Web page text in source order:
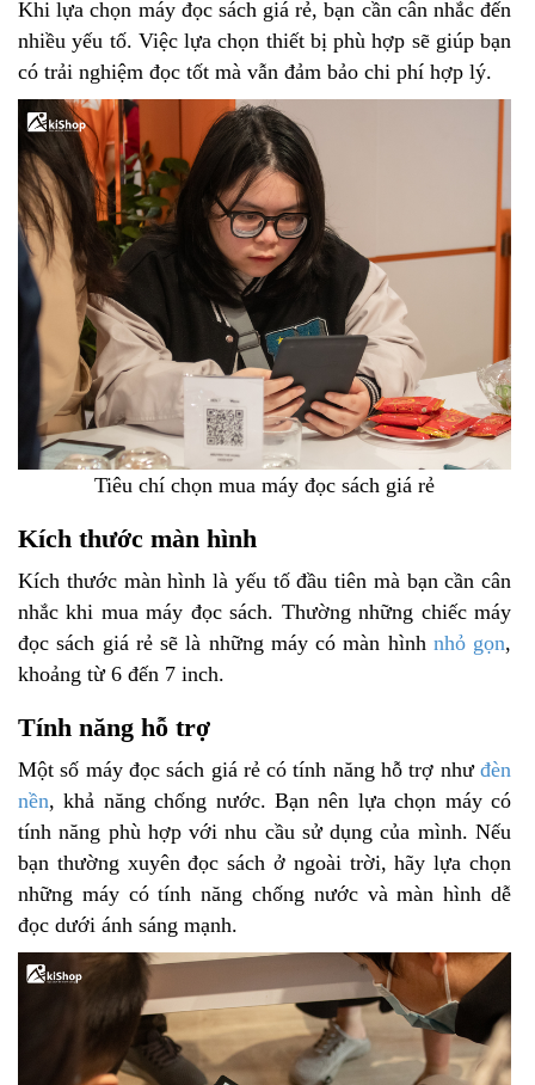
Khi lựa chọn máy đọc sách giá rẻ, bạn cần cân nhắc đến
nhiều yếu tố. Việc lựa chọn thiết bị phù hợp sẽ giúp bạn
có trải nghiệm đọc tốt mà vẫn đảm bảo chi phí hợp lý.
Tiêu chí chọn mua máy đọc sách giá rẻ
Kích thước màn hình
Kích thước màn hình là yếu tố đầu tiên mà bạn cần cân
nhắc khi mua máy đọc sách. Thường những chiếc máy
đọc sách giá rẻ sẽ là những máy có màn hình nhỏ gọn,
khoảng từ 6 đến 7 inch.
Tính năng hỗ trợ
Một số máy đọc sách giá rẻ có tính năng hỗ trợ như đèn
nền, khả năng chống nước. Bạn nên lựa chọn máy có
tính năng phù hợp với nhu cầu sử dụng của mình. Nếu
bạn thường xuyên đọc sách ở ngoài trời, hãy lựa chọn
những máy có tính năng chống nước và màn hình dễ
đọc dưới ánh sáng mạnh.